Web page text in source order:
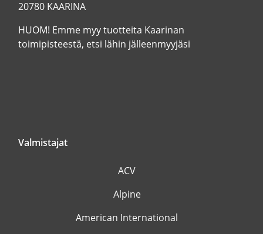
20780 KAARINA
HUOM! Emme myy tuotteita Kaarinan
toimipisteestä, etsi lähin jälleenmyyjäsi
Valmistajat
ACV
Alpine
American International